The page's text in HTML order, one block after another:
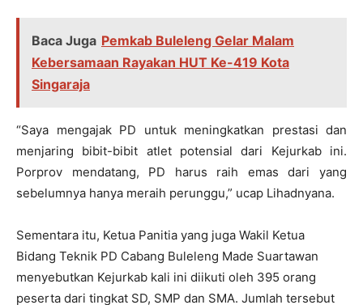
Baca Juga Pemkab Buleleng Gelar Malam
Kebersamaan Rayakan HUT Ke-419 Kota
Singaraja
“Saya mengajak PD untuk meningkatkan prestasi dan
menjaring bibit-bibit atlet potensial dari Kejurkab ini.
Porprov mendatang, PD harus raih emas dari yang
sebelumnya hanya meraih perunggu,” ucap Lihadnyana.
Sementara itu, Ketua Panitia yang juga Wakil Ketua
Bidang Teknik PD Cabang Buleleng Made Suartawan
menyebutkan Kejurkab kali ini diikuti oleh 395 orang
peserta dari tingkat SD, SMP dan SMA. Jumlah tersebut